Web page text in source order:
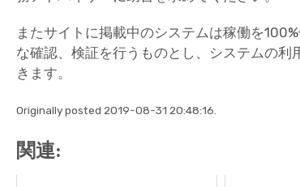
またサイトに掲載中のシステムは稼働を
な確認、検証を行うものとし、システムの
きます。
Originally posted 2019-08-31 20:48:16.
関連: